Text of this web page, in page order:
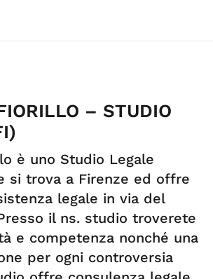
– STUDIO
è uno Studio Legale
si trova a Firenze ed offre
legale in via del
il ns. studio troverete
e competenza nonché una
per ogni controversia